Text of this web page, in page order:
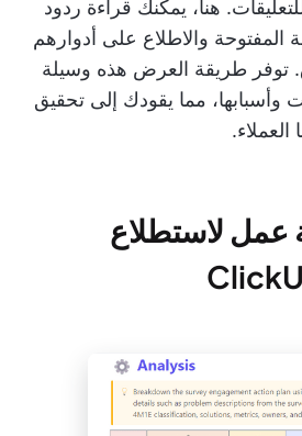
هنا، يمكنك قراءة ردود
المفتوحة والاطلاع على أدوارهم
توفر طريقة العرض هذه وسيلة
وأسبابها، مما يقودك إلى تحقيق
عمل لاستطلاع